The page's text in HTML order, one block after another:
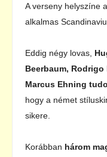
A verseny helyszíne
alkalmas
Eddig négy lovas,
Beerbaum, Rodrigo
Marcus Ehning
hogy a német
sikere.
Korábban három